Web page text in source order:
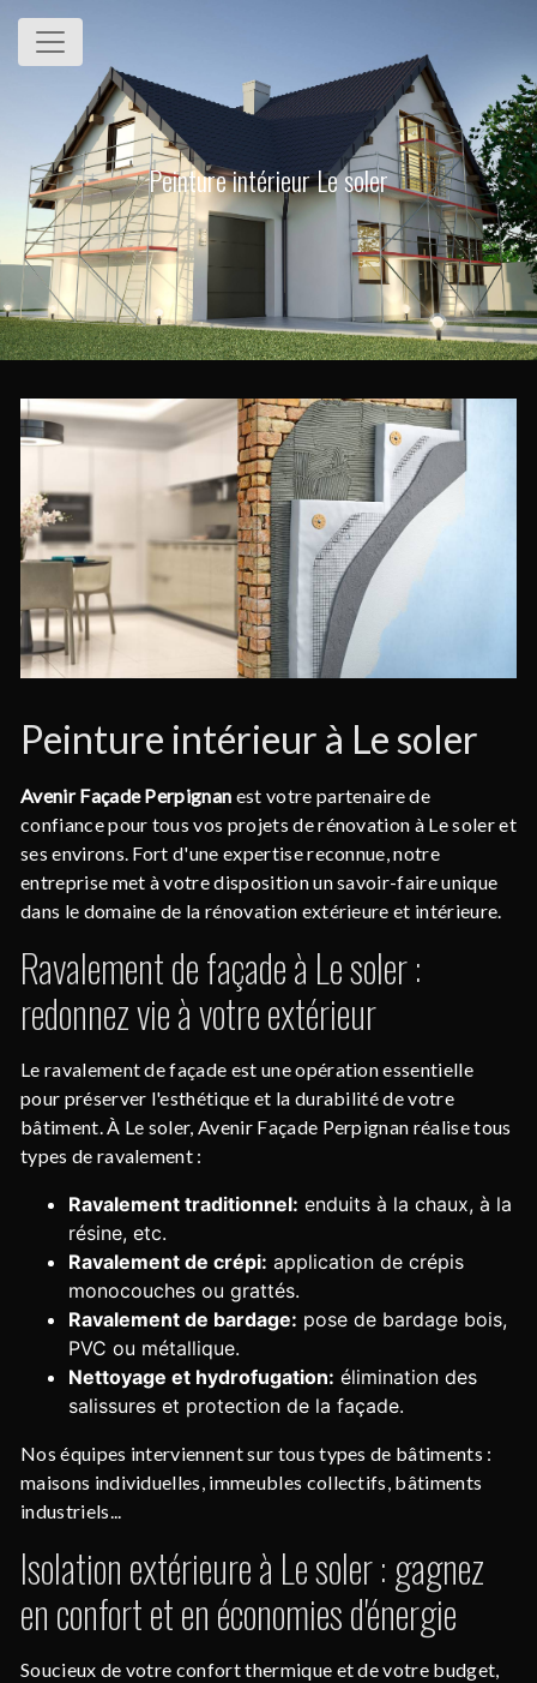
Panneau de gestion des cookies
Peinture intérieur Le soler
Peinture intérieur à Le soler
Avenir Façade Perpignan est votre partenaire de
confiance pour tous vos projets de rénovation à Le soler et
ses environs. Fort d'une expertise reconnue, notre
entreprise met à votre disposition un savoir-faire unique
dans le domaine de la rénovation extérieure et intérieure.
Ravalement de façade à Le soler :
redonnez vie à votre extérieur
Le ravalement de façade est une opération essentielle
pour préserver l'esthétique et la durabilité de votre
bâtiment. À Le soler, Avenir Façade Perpignan réalise tous
types de ravalement :
Ravalement traditionnel: enduits à la chaux, à la
résine, etc.
Ravalement de crépi: application de crépis
monocouches ou grattés.
Ravalement de bardage: pose de bardage bois,
PVC ou métallique.
Nettoyage et hydrofugation: élimination des
salissures et protection de la façade.
Nos équipes interviennent sur tous types de bâtiments :
maisons individuelles, immeubles collectifs, bâtiments
industriels...
Isolation extérieure à Le soler : gagnez
en confort et en économies d'énergie
Soucieux de votre confort thermique et de votre budget,